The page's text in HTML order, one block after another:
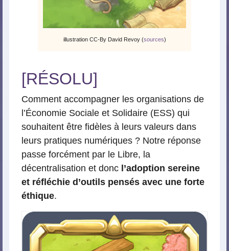
illustration CC-By David Revoy (sources)
[RÉSOLU]
Comment accompagner les organisations de
l’Économie Sociale et Solidaire (ESS) qui
souhaitent être fidèles à leurs valeurs dans
leurs pratiques numériques ? Notre réponse
passe forcément par le Libre, la
décentralisation et donc l’adoption sereine
et réfléchie d’outils pensés avec une forte
éthique.